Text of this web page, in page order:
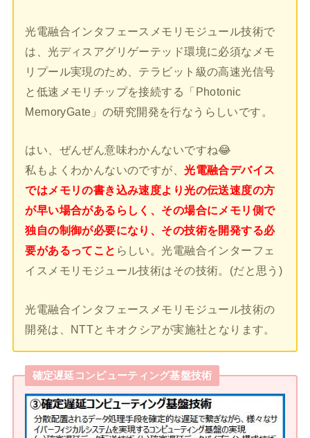
光電融合インタフェースメモリモジュール技術で
は、光ディスアグリゲーテッド環境に必須なメモ
リプール実現のため、テラビット級の高速光信号
と低速メモリチップを接続する「Photonic
MemoryGate」の研究開発を行なうらしいです。
はい、ぜんぜん意味わかんないですね😂
私もよくわかんないのですが、光電融合デバイス
ではメモリの書き込み速度より光の伝送速度の方
が早い場合があるらしく、その場合にメモリ側で
独自の制御が必要になり、その技術を開発する必
要があるってこと らしい。光電融合インターフェ
イスメモリモジュール技術はその技術。(だと思う)
光電融合インタフェースメモリモジュール技術の
開発は、NTTとキオクシアが実施社となります。
確定遅延コンピューティング基盤技術